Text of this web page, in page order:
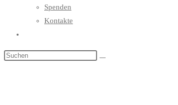
Spenden
Kontakte
umschalten